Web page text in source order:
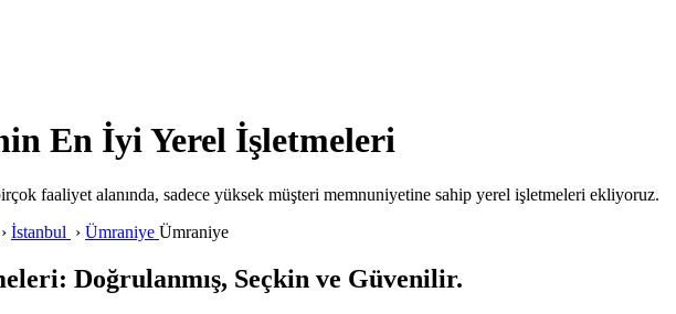
En İyi Yerel İşletmeleri
faaliyet alanında, sadece yüksek müşteri memnuniyetine sahip yerel işletmeleri ekliyoruz.
› İstanbul › Ümraniye Ümraniye
Doğrulanmış, Seçkin ve Güvenilir.